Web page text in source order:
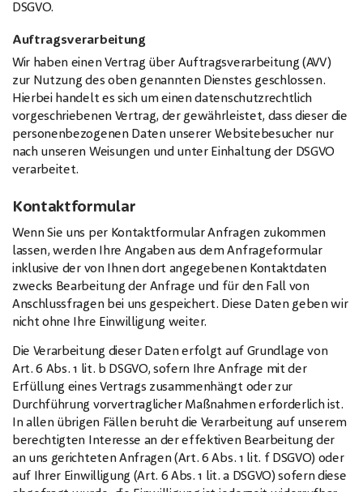
DSGVO.
Auftragsverarbeitung
Wir haben einen Vertrag über Auftragsverarbeitung (AVV)
zur Nutzung des oben genannten Dienstes geschlossen.
Hierbei handelt es sich um einen datenschutzrechtlich
vorgeschriebenen Vertrag, der gewährleistet, dass dieser die
personenbezogenen Daten unserer Websitebesucher nur
nach unseren Weisungen und unter Einhaltung der DSGVO
verarbeitet.
Kontaktformular
Wenn Sie uns per Kontaktformular Anfragen zukommen
lassen, werden Ihre Angaben aus dem Anfrageformular
inklusive der von Ihnen dort angegebenen Kontaktdaten
zwecks Bearbeitung der Anfrage und für den Fall von
Anschlussfragen bei uns gespeichert. Diese Daten geben wir
nicht ohne Ihre Einwilligung weiter.
Die Verarbeitung dieser Daten erfolgt auf Grundlage von
Art. 6 Abs. 1 lit. b DSGVO, sofern Ihre Anfrage mit der
Erfüllung eines Vertrags zusammenhängt oder zur
Durchführung vorvertraglicher Maßnahmen erforderlich ist.
In allen übrigen Fällen beruht die Verarbeitung auf unserem
berechtigten Interesse an der effektiven Bearbeitung der
an uns gerichteten Anfragen (Art. 6 Abs. 1 lit. f DSGVO) oder
auf Ihrer Einwilligung (Art. 6 Abs. 1 lit. a DSGVO) sofern diese